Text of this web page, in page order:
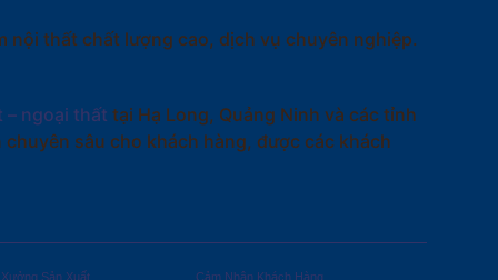
nội thất chất lượng cao, dịch vụ chuyên nghiệp.
ngoại thất tại Hạ Long, Quảng Ninh và các tỉnh
sâu cho khách hàng, được các khách
Xưởng Sản Xuất Cảm Nhận Khách Hàng